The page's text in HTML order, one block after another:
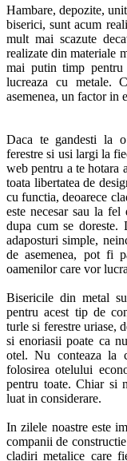
Hambare, depozite,
biserici, sunt acum
mult mai scazute
realizate din materiale
mai putin timp pentru
lucreaza cu metale.
asemenea, un factor in
Daca te gandesti la
ferestre si usi largi la
web pentru a te hotara
toata libertatea de
cu functia, deoarece
este necesar sau la
dupa cum se doreste.
adaposturi simple,
de asemenea, pot fi
oamenilor care vor
Bisericile din metal
pentru acest tip de
turle si ferestre uriase,
si enoriasii poate ca
otel. Nu conteaza la
folosirea otelului
pentru toate. Chiar si
luat in considerare.
In zilele noastre este
companii de
cladiri metalice care